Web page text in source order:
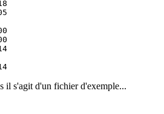
il s'agit d'un fichier d'exemple...